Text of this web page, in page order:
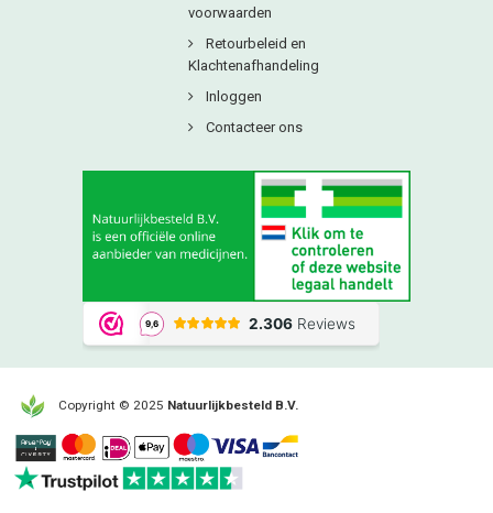
voorwaarden
Retourbeleid en
Klachtenafhandeling
Inloggen
Contacteer ons
Copyright © 2025 Natuurlijkbesteld B.V.